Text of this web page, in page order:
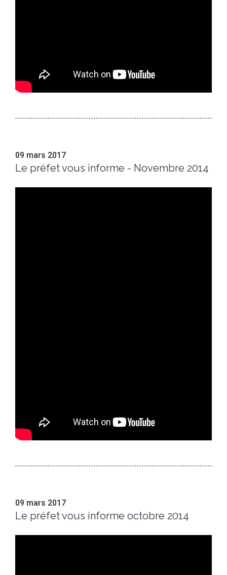
09 mars 2017
Le préfet vous informe - Novembre 2014
09 mars 2017
Le préfet vous informe octobre 2014